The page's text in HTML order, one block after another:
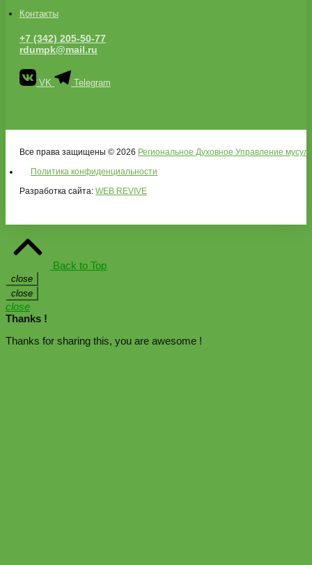
Контакты
+7 (342) 205-50-77
rdumpk@mail.ru
VK Telegram
Все права защищены © 2026 Региональное Духовное Управление
Политика конфиденциальности
Разработка сайта: WEB REVIVE
Back to Top
close
close
close
Thanks !
Thanks for sharing this, you are awesome !